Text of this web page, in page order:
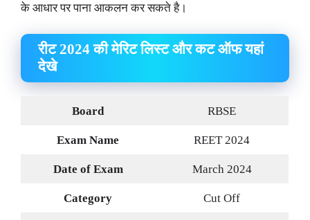
के आधार पर पाना आकलन कर सकते है।
रीट 2024 की मेरिट लिस्ट और कट ऑफ यहां
देखे
Board RBSE
Exam Name REET 2024
Date of Exam March 2024
Category Cut Off